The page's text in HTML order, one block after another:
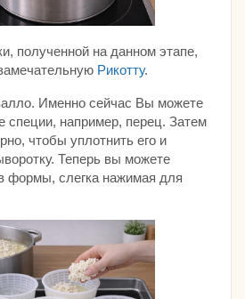
полученной на данном этапе,
Рикотту.
Именно сейчас Вы можете
специи, например, перец. Затем
чтобы уплотнить его и
Теперь вы можете
формы, слегка нажимая для